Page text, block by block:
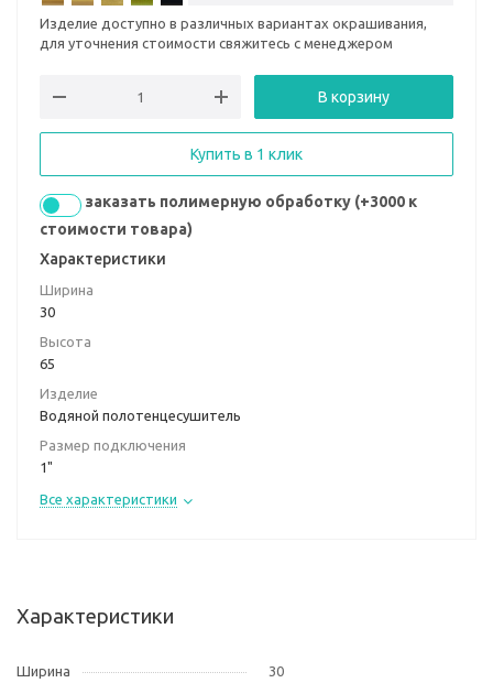
Изделие доступно в различных вариантах окрашивания,
для уточнения стоимости свяжитесь с менеджером
В корзину
Купить в 1 клик
заказать полимерную обработку (+3000 к
стоимости товара)
Характеристики
Ширина
30
Высота
65
Изделие
Водяной полотенцесушитель
Размер подключения
1"
Все характеристики
Характеристики
Ширина 30